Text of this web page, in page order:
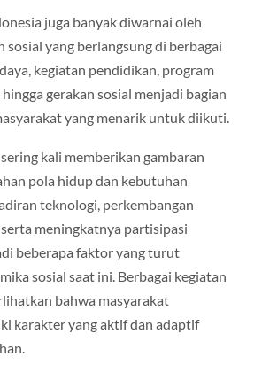
juga banyak diwarnai oleh
sosial yang berlangsung di berbagai
kegiatan pendidikan, program
gerakan sosial menjadi bagian
yang menarik untuk diikuti.
kali memberikan gambaran
pola hidup dan kebutuhan
teknologi, perkembangan
meningkatnya partisipasi
beberapa faktor yang turut
sosial saat ini. Berbagai kegiatan
bahwa masyarakat
karakter yang aktif dan adaptif